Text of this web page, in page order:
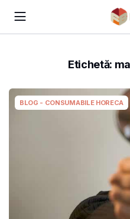
Etichetă:
BLOG - CONSUMABILE HORECA